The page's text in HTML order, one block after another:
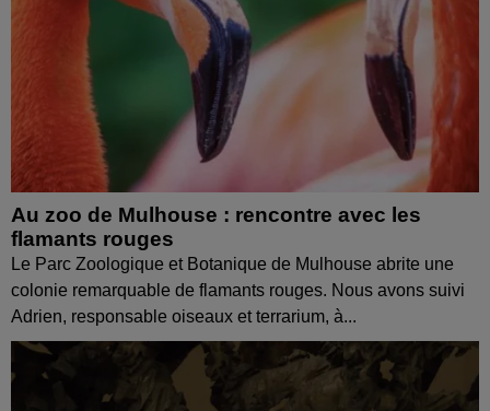
Au zoo de Mulhouse : rencontre avec les
flamants rouges
Le Parc Zoologique et Botanique de Mulhouse abrite une
colonie remarquable de flamants rouges. Nous avons suivi
Adrien, responsable oiseaux et terrarium, à...